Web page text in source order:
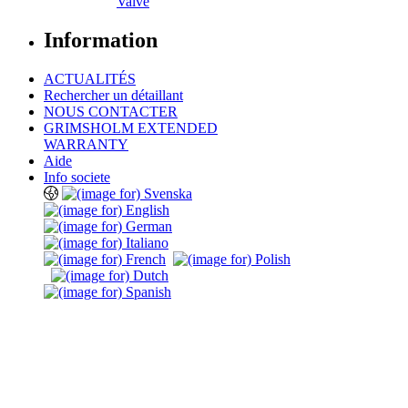
Information
ACTUALITÉS
Rechercher un détaillant
NOUS CONTACTER
GRIMSHOLM EXTENDED
WARRANTY
Aide
Info societe